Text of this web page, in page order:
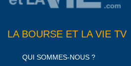
LA BOURSE ET LA VIE TV
QUI SOMMES-NOUS ?